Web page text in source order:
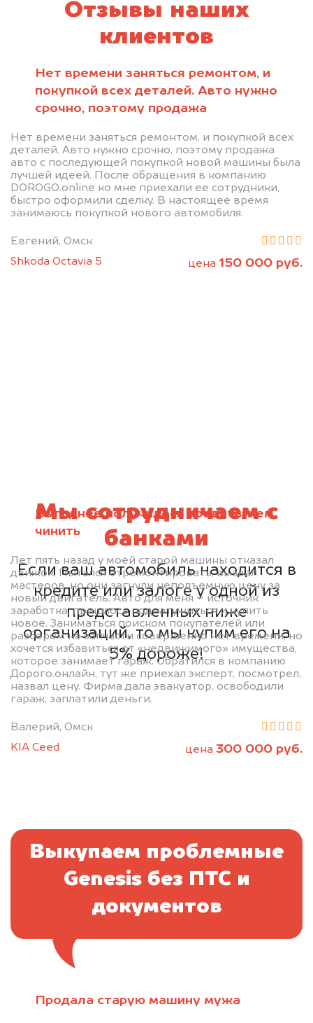
Отзывы наших
клиентов
Нет времени заняться ремонтом, и
покупкой всех деталей. Авто нужно
срочно, поэтому продажа
Нет времени заняться ремонтом, и покупкой всех
деталей. Авто нужно срочно, поэтому продажа
авто с последующей покупкой новой машины была
лучшей идеей. После обращения в компанию
DOROGO.online ко мне приехали ее сотрудники,
быстро оформили сделку. В настоящее время
занимаюсь покупкой нового автомобиля.
Евгений, Омск
Shkoda Octavia 5
цена 150 000 руб.
Выгоднее получилось продать, чем
чинить
Лет пять назад у моей старой машины отказал
движок. Пытался отремонтировать, вызвал
мастеров, но они загнули неподъемную цену за
новый двигатель. Авто для меня – источник
заработка, пришлось поднатужиться и купить
новое. Заниматься поиском покупателей или
разбором на запчасти совершенно нет времени, но
хочется избавиться от «недвижимого» имущества,
которое занимает гараж. Обратился в компанию
Дорого.онлайн, тут же приехал эксперт, посмотрел,
назвал цену. Фирма дала эвакуатор, освободили
гараж, заплатили деньги.
Валерий, Омск
KIA Ceed
цена 300 000 руб.
Продала старую машину мужа
Мы сотрудничаем с
банками
Если ваш автомобиль находится в
кредите или залоге у одной из
представленных ниже
организаций, то мы купим его на
5% дороже!
Выкупаем проблемные
Genesis без ПТС и
документов
минуту эксперт-оценщик назовёт сумму.